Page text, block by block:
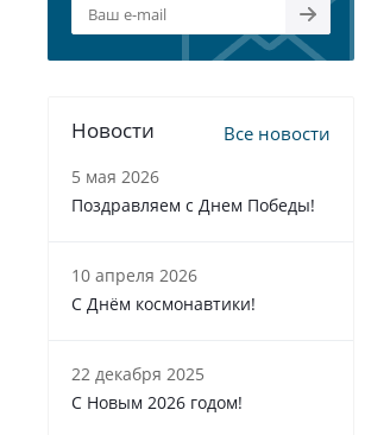
Новости Все новости
5 мая 2026
Поздравляем с Днем Победы!
10 апреля 2026
С Днём космонавтики!
22 декабря 2025
C Новым 2026 годом!